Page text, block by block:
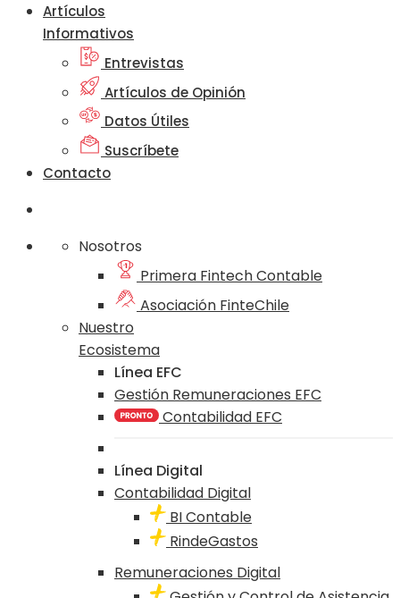
Artículos
Informativos
Entrevistas
Artículos de Opinión
Datos Útiles
Suscríbete
Contacto
Nosotros
Primera Fintech Contable
Asociación FinteChile
Nuestro
Ecosistema
Línea EFC
Gestión Remuneraciones EFC
Contabilidad EFC
Línea Digital
Contabilidad Digital
BI Contable
RindeGastos
Remuneraciones Digital